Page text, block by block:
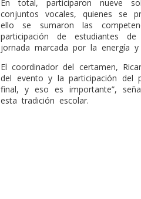
En total, participaron nueve
conjuntos vocales, quienes se
ello se sumaron las
participación de estudiantes
jornada marcada por la energía
El coordinador del certamen,
del evento y la participación del
final, y eso es importante”,
esta tradición escolar.